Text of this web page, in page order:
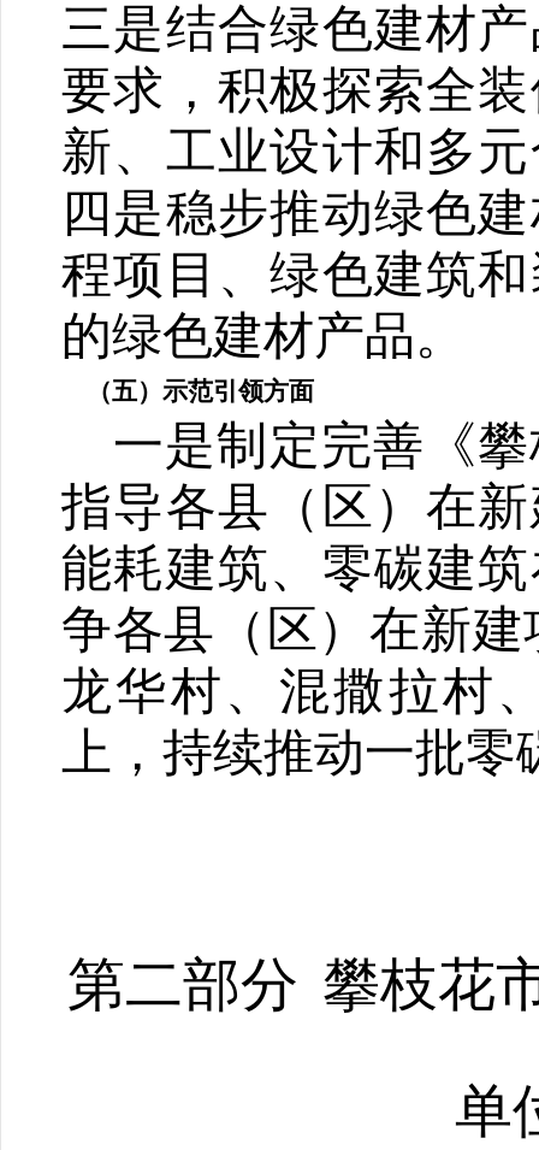
三是结合绿色建材
要求，积极探索全
新、工业设计和多
四是稳步推动绿色
程项目、绿色建筑
的绿色建材产品。
（五）示范引领方面
一是制定完善《
指导各县（区）在
能耗建筑、零碳建
争各县（区）在新
龙华村、混撒拉村
上，持续推动一批零
第二部分 攀枝花
单